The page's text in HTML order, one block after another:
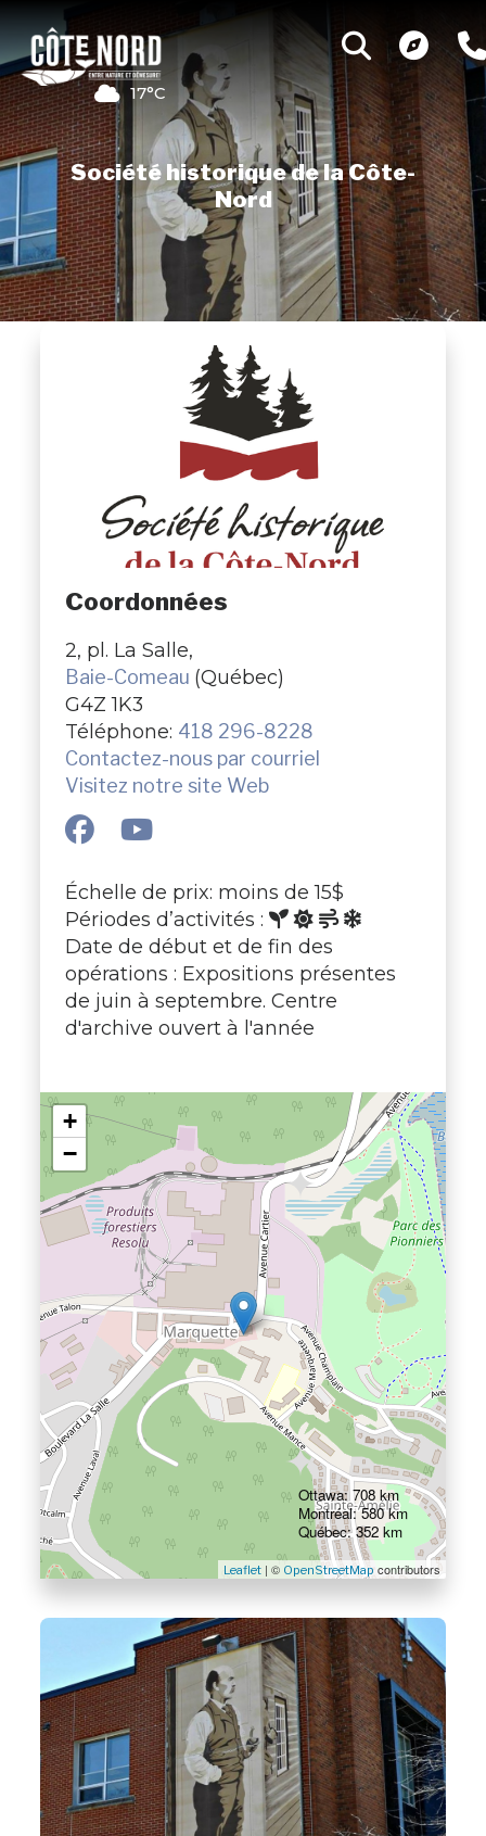
17°C
Société historique de la Côte-
Nord
Coordonnées
2, pl. La Salle,
Baie-Comeau (Québec)
G4Z 1K3
Téléphone: 418 296-8228
Contactez-nous par courriel
Visitez notre site Web
Échelle de prix: moins de 15$
Périodes d’activités :
Date de début et de fin des
opérations : Expositions présentes
de juin à septembre. Centre
d'archive ouvert à l'année
+
−
Leaflet| © OpenStreetMap contributors
Ottawa: 708 km
Montréal: 580 km
Québec: 352 km